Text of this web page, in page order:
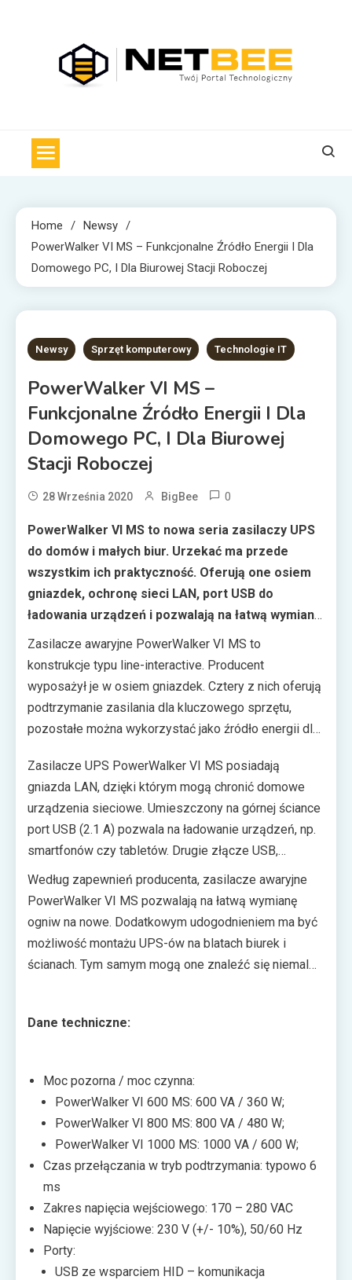
Home
Newsy
PowerWalker VI MS – Funkcjonalne Źródło Energii I Dla
Domowego PC, I Dla Biurowej Stacji Roboczej
2 MINS READ
Newsy Sprzęt komputerowy Technologie IT
PowerWalker VI MS –
Funkcjonalne Źródło Energii I Dla
Domowego PC, I Dla Biurowej
Stacji Roboczej
28 Września 2020 BigBee 0
PowerWalker VI MS to nowa seria zasilaczy UPS
do domów i małych biur. Urzekać ma przede
wszystkim ich praktyczność. Oferują one osiem
gniazdek, ochronę sieci LAN, port USB do
ładowania urządzeń i pozwalają na łatwą wymianę
ogniw. A to wszystko w kompaktowej obudowie z
opcją montażu na ścianie.
Zasilacze awaryjne PowerWalker VI MS to
konstrukcje typu line-interactive. Producent
wyposażył je w osiem gniazdek. Cztery z nich oferują
podtrzymanie zasilania dla kluczowego sprzętu,
pozostałe można wykorzystać jako źródło energii dla
wariantach o mocy od 360 W do 600 W, a każdy z nich
ma moduł AVR automatycznie regulujący napięcie.
Powinny więc sprawdzić się w roli źródła energii dla
również mocniejszych PC i stacji roboczych wraz z
peryferiami.
Zasilacze UPS PowerWalker VI MS posiadają
gniazda LAN, dzięki którym mogą chronić domowe
urządzenia sieciowe. Umieszczony na górnej ściance
port USB (2.1 A) pozwala na ładowanie urządzeń, np.
smartfonów czy tabletów. Drugie złącze USB,
znajdujące się z boku obudowy, umożliwia monitoring
parametrów pracy UPS-a. Dzięki wsparciu interfejsu
HID, nie jest do tego celu potrzebne dodatkowe
oprogramowanie. Jeśli jednak użytkownik zechce z
takowego skorzystać, producent udostępnia aplikację
Według zapewnień producenta, zasilacze awaryjne
PowerWalker VI MS pozwalają na łatwą wymianę
ogniw na nowe. Dodatkowym udogodnieniem ma być
możliwość montażu UPS-ów na blatach biurek i
ścianach. Tym samym mogą one znaleźć się niemal
kilku najbliższych tygodni. Dostępne będą modele z
ujawnione.
Dane techniczne:
Moc pozorna / moc czynna:
PowerWalker VI 600 MS: 600 VA / 360 W;
PowerWalker VI 800 MS: 800 VA / 480 W;
PowerWalker VI 1000 MS: 1000 VA / 600 W;
Czas przełączania w tryb podtrzymania: typowo 6
ms
Zakres napięcia wejściowego: 170 – 280 VAC
Napięcie wyjściowe: 230 V (+/- 10%), 50/60 Hz
Porty:
USB ze wsparciem HID – komunikacja